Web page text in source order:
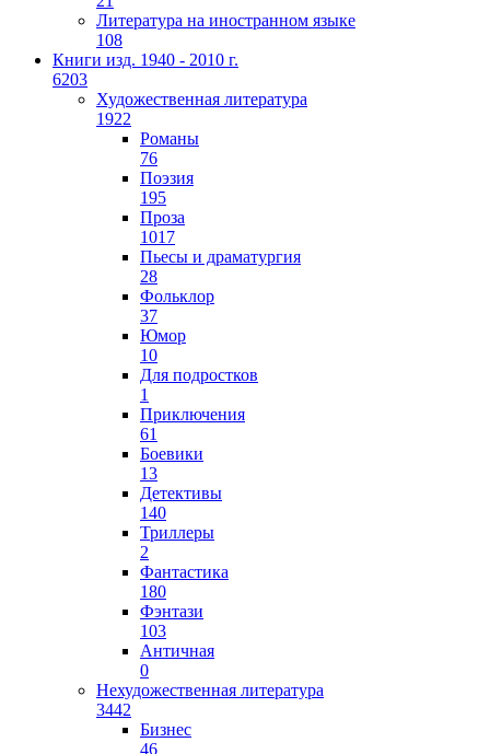
Литература на иностранном языке
108
Книги изд. 1940 - 2010 г.
6203
Художественная литература
1922
Романы
76
Поэзия
195
Проза
1017
Пьесы и драматургия
28
Фольклор
37
Юмор
10
Для подростков
1
Приключения
61
Боевики
13
Детективы
140
Триллеры
2
Фантастика
180
Фэнтази
103
Античная
0
Нехудожественная литература
3442
Бизнес
46